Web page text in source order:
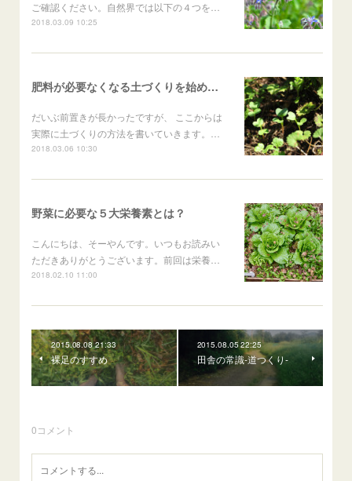
ご確認ください。自然界では以下の４つを…
2018.03.09 10:25
肥料が必要なくなる土づくりを始めるときの２つの方法
だいぶ前置きが長かったですが、 ここからは
実際に土づくりの方法を書いていきます。…
2018.03.06 10:30
野菜に必要な５大栄養素とは？
こんにちは、そーやんです。いつもお読みい
ただきありがとうございます。前回は栄養…
2018.02.10 11:00
2015.08.08 21:33
裸足のすすめ
2015.08.05 22:25
田舎の常識-道つくり-
0コメント